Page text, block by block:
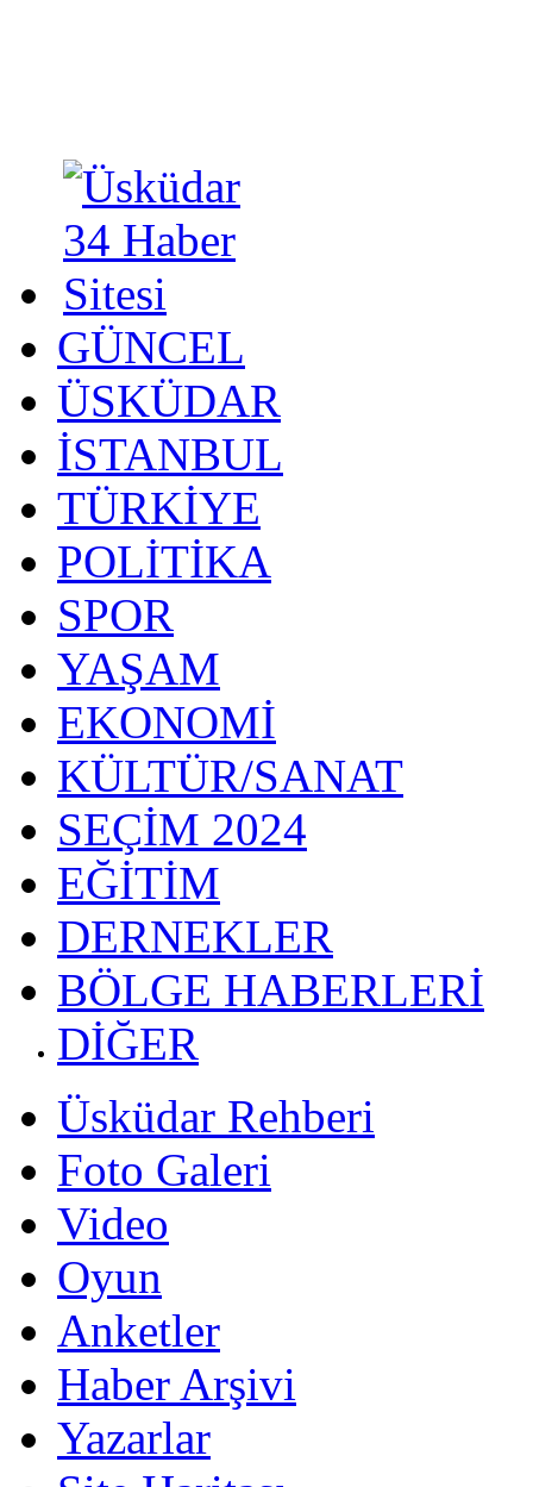
GÜNCEL
ÜSKÜDAR
İSTANBUL
TÜRKİYE
POLİTİKA
SPOR
YAŞAM
EKONOMİ
KÜLTÜR/SANAT
SEÇİM 2024
EĞİTİM
DERNEKLER
BÖLGE HABERLERİ
DİĞER
Üsküdar Rehberi
Foto Galeri
Video
Oyun
Anketler
Haber Arşivi
Yazarlar